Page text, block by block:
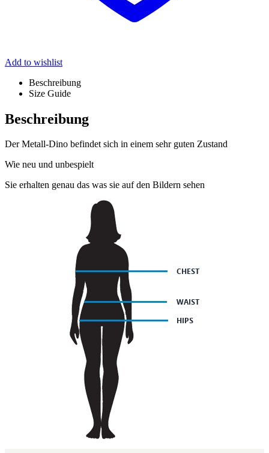
Add to wishlist
Beschreibung
Size Guide
Beschreibung
Der Metall-Dino befindet sich in einem sehr guten Zustand
Wie neu und unbespielt
Sie erhalten genau das was sie auf den Bildern sehen